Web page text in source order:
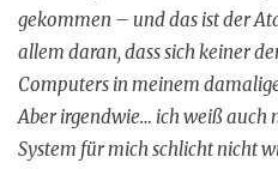
gekommen – und das ist der
allem daran, dass sich keiner
Computers in meinem
Aber irgendwie… ich weiß auch
System für mich schlicht nicht